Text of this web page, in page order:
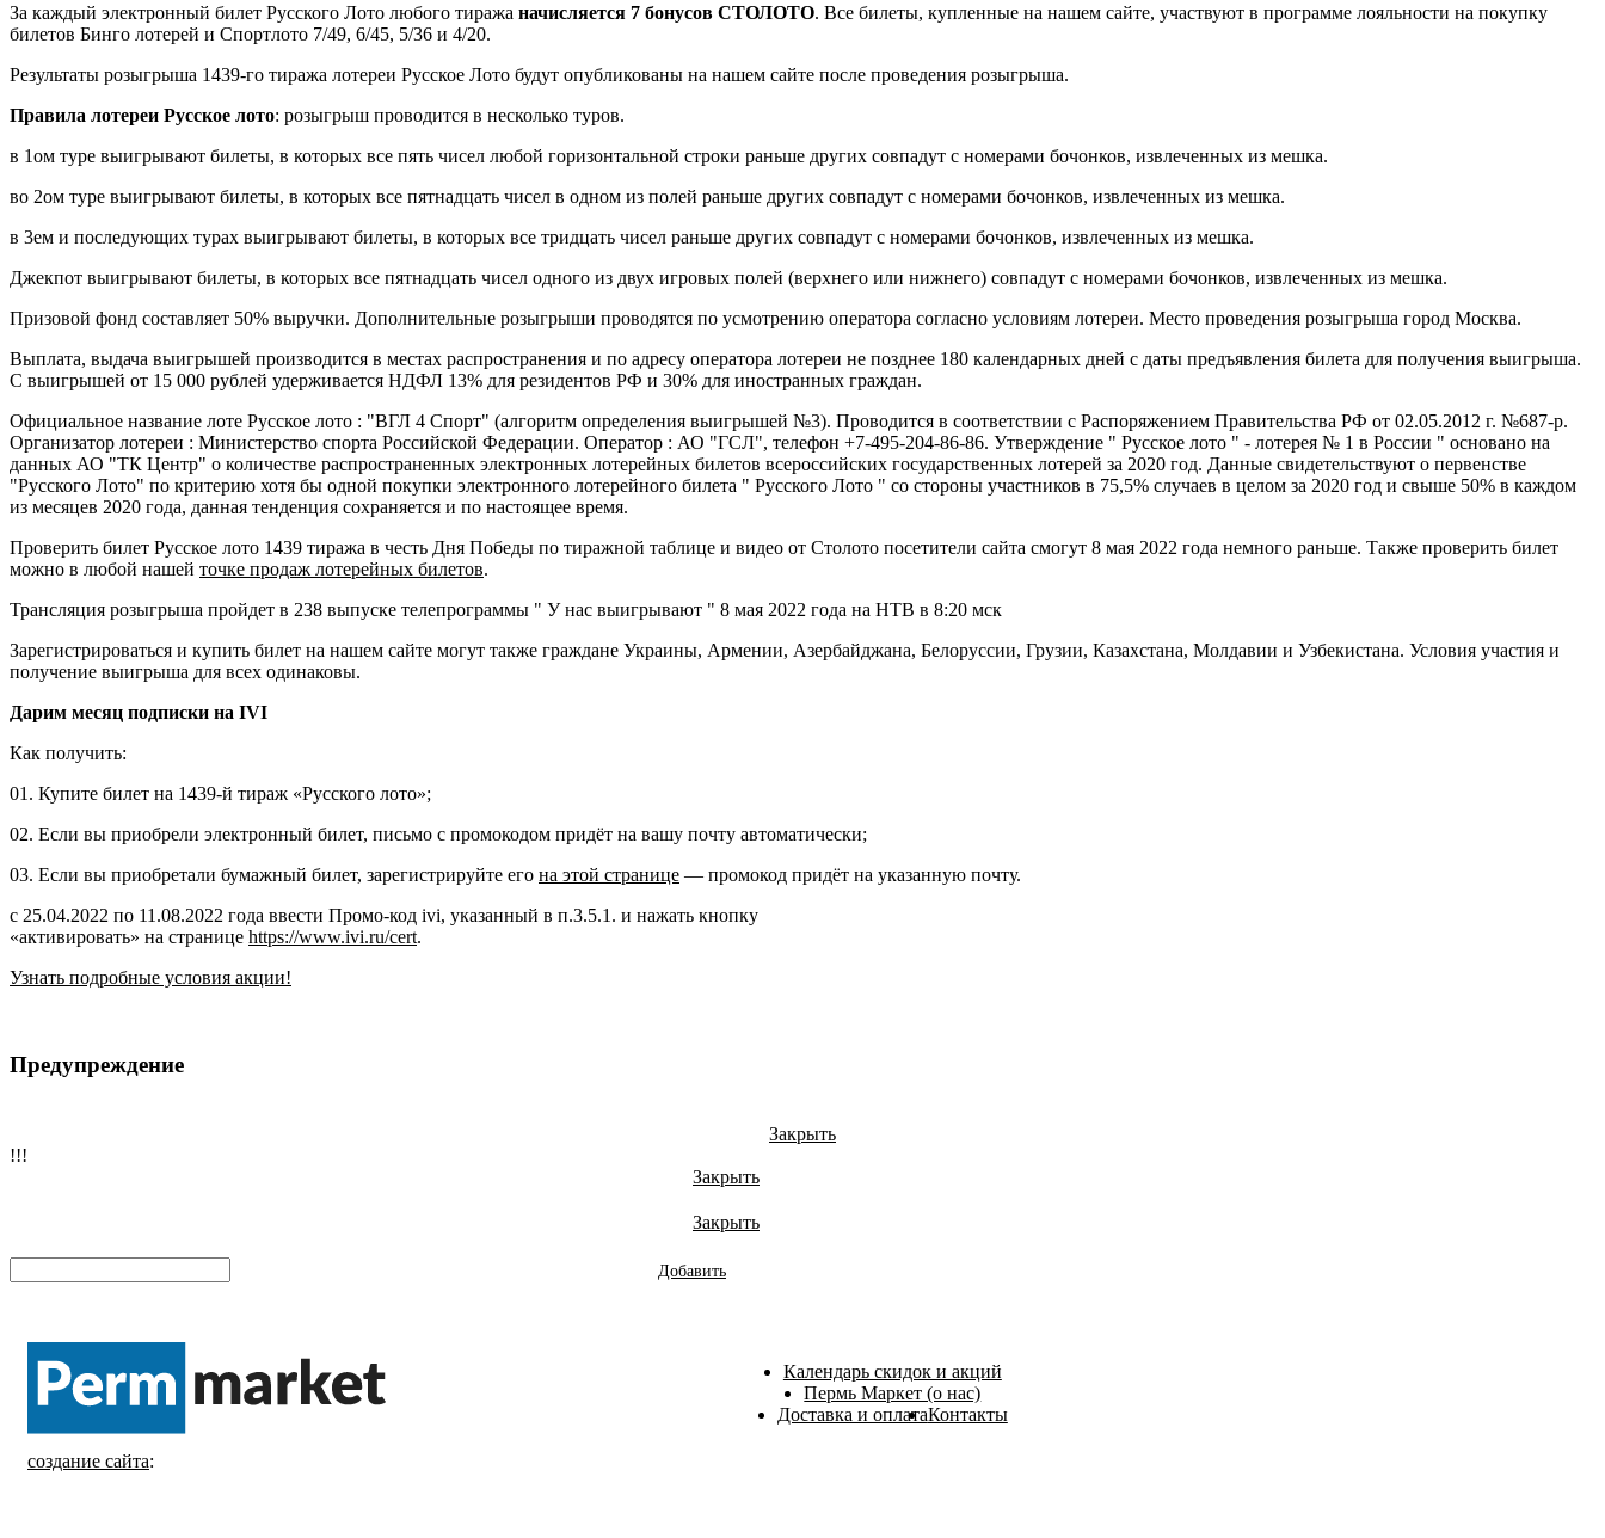
За каждый электронный билет Русского Лото любого тиража начисляется 7 бонусов СТОЛОТО. Все билеты, купленные на нашем сайте, участвуют в программе лояльности на покупку
билетов Бинго лотерей и Спортлото 7/49, 6/45, 5/36 и 4/20.
Результаты розыгрыша 1439-го тиража лотереи Русское Лото будут опубликованы на нашем сайте после проведения розыгрыша.
Правила лотереи Русское лото: розыгрыш проводится в несколько туров.
в 1ом туре выигрывают билеты, в которых все пять чисел любой горизонтальной строки раньше других совпадут с номерами бочонков, извлеченных из мешка.
во 2ом туре выигрывают билеты, в которых все пятнадцать чисел в одном из полей раньше других совпадут с номерами бочонков, извлеченных из мешка.
в 3ем и последующих турах выигрывают билеты, в которых все тридцать чисел раньше других совпадут с номерами бочонков, извлеченных из мешка.
Джекпот выигрывают билеты, в которых все пятнадцать чисел одного из двух игровых полей (верхнего или нижнего) совпадут с номерами бочонков, извлеченных из мешка.
Призовой фонд составляет 50% выручки. Дополнительные розыгрыши проводятся по усмотрению оператора согласно условиям лотереи. Место проведения розыгрыша город Москва.
Выплата, выдача выигрышей производится в местах распространения и по адресу оператора лотереи не позднее 180 календарных дней с даты предъявления билета для получения выигрыша.
С выигрышей от 15 000 рублей удерживается НДФЛ 13% для резидентов РФ и 30% для иностранных граждан.
Официальное название лоте Русское лото : "ВГЛ 4 Спорт" (алгоритм определения выигрышей №3). Проводится в соответствии с Распоряжением Правительства РФ от 02.05.2012 г. №687-р.
Организатор лотереи : Министерство спорта Российской Федерации. Оператор : АО "ГСЛ", телефон +7-495-204-86-86. Утверждение " Русское лото " - лотерея № 1 в России " основано на
данных АО "ТК Центр" о количестве распространенных электронных лотерейных билетов всероссийских государственных лотерей за 2020 год. Данные свидетельствуют о первенстве
"Русского Лото" по критерию хотя бы одной покупки электронного лотерейного билета " Русского Лото " со стороны участников в 75,5% случаев в целом за 2020 год и свыше 50% в каждом
из месяцев 2020 года, данная тенденция сохраняется и по настоящее время.
Проверить билет Русское лото 1439 тиража в честь Дня Победы по тиражной таблице и видео от Столото посетители сайта смогут 8 мая 2022 года немного раньше. Также проверить билет
можно в любой нашей точке продаж лотерейных билетов.
Трансляция розыгрыша пройдет в 238 выпуске телепрограммы " У нас выигрывают " 8 мая 2022 года на НТВ в 8:20 мск
Зарегистрироваться и купить билет на нашем сайте могут также граждане Украины, Армении, Азербайджана, Белоруссии, Грузии, Казахстана, Молдавии и Узбекистана. Условия участия и
получение выигрыша для всех одинаковы.
Дарим месяц подписки на IVI
Как получить:
01. Купите билет на 1439-й тираж «Русского лото»;
02. Если вы приобрели электронный билет, письмо с промокодом придёт на вашу почту автоматически;
03. Если вы приобретали бумажный билет, зарегистрируйте его на этой странице — промокод придёт на указанную почту.
с 25.04.2022 по 11.08.2022 года ввести Промо-код ivi, указанный в п.3.5.1. и нажать кнопку
«активировать» на странице https://www.ivi.ru/cert.
Узнать подробные условия акции!
Предупреждение
Закрыть
!!!
Закрыть
Закрыть
Добавить
создание сайта:
Календарь скидок и акций
Пермь Маркет (о нас)
Доставка и оплатаКонтакты